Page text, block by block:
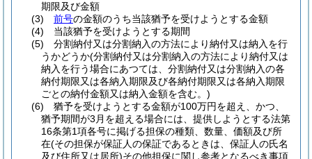
期限及び金額
(3)
前号の金額のうち当該猶予を受けようとする金額
(4)
当該猶予を受けようとする期間
(5)
分割納付又は分割納入の方法により納付又は納入を行
うかどうか(分割納付又は分割納入の方法により納付又は
納入を行う場合にあつては、分割納付又は分割納入の各
納付期限又は各納入期限及び各納付期限又は各納入期限
ごとの納付金額又は納入金額を含む。)
(6)
猶予を受けようとする金額が100万円を超え、かつ、
猶予期間が3月を超える場合には、提供しようとする法第
16条第1項各号に掲げる担保の種類、数量、価額及び所
在(その担保が保証人の保証であるときは、保証人の氏名
及び住所又は居所)その他担保に関し参考となるべき事項